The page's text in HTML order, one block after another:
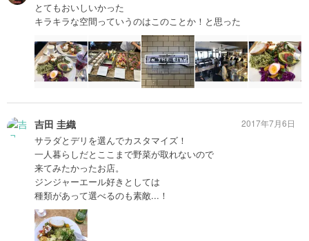
とてもおいしいかった
キラキラな空間っていうのはこのことか！と思った
吉田 圭織
サラダとデリを選んでカスタマイズ！
一人暮らしだとここまで野菜が取れないので
来てみたかったお店。
ジンジャーエール好きとしては
種類があって選べるのも素敵...！
2017年7月6日